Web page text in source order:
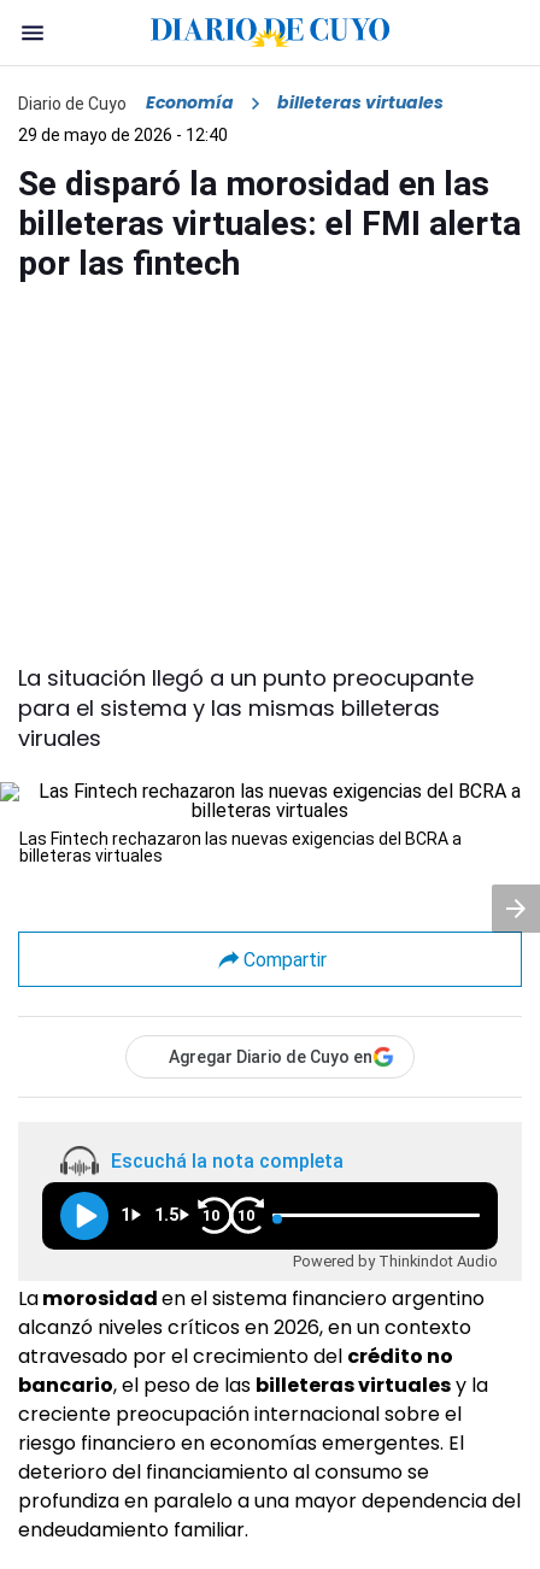
Diario de Cuyo Economía billeteras virtuales
29 de mayo de 2026 - 12:40
Se disparó la morosidad en las
billeteras virtuales: el FMI alerta
por las fintech
La situación llegó a un punto preocupante
para el sistema y las mismas billeteras
viruales
Las Fintech rechazaron las nuevas exigencias del BCRA a
billeteras virtuales
Compartir
Agregar Diario de Cuyo en
Escuchá la nota completa
1 1.5 10 10
Powered by Thinkindot Audio
Lamorosidaden el sistema financiero argentino
alcanzó niveles críticos en 2026, en un contexto
atravesado por el crecimiento del crédito no
bancario, el peso de las billeteras virtualesy la
creciente preocupación internacional sobre el
riesgo financiero en economías emergentes. El
deterioro del financiamiento al consumo se
profundiza en paralelo a una mayor dependencia del
endeudamiento familiar.